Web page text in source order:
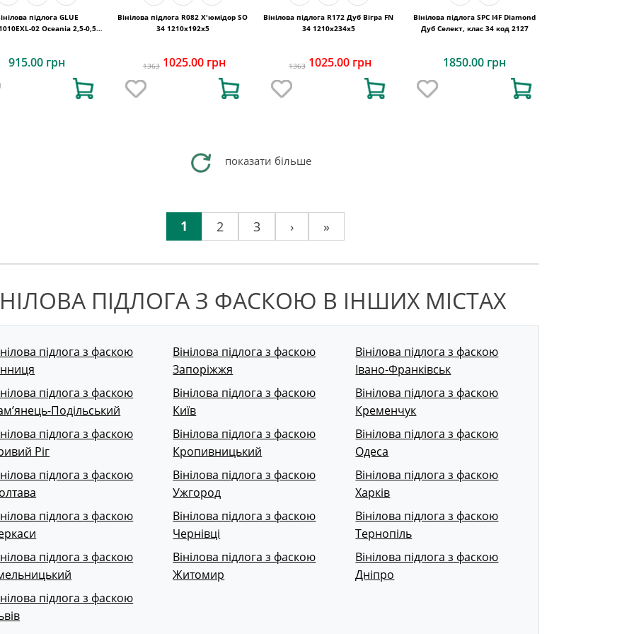
підлога GLUE
02 Oceania 2,5-0,55
915.00 грн
Вінілова підлога R082 Х'юмідор SO
34 1210x192x5
1363 1025.00 грн
Вінілова підлога R172 Дуб Вігра FN
34 1210x234x5
1363 1025.00 грн
Вінілова підлога SPC I4F Diamond
Дуб Cелект, клас 34 код 2127
1850.00 грн
показати більше
1 2 3 › »
ПІДЛОГА З ФАСКОЮ В ІНШИХ МІСТАХ
підлога з фаскою
Вінілова підлога з фаскою
Запоріжжя
Вінілова підлога з фаскою
Івано-Франківськ
підлога з фаскою
Подільський
Вінілова підлога з фаскою
Київ
Вінілова підлога з фаскою
Кременчук
підлога з фаскою
Ріг
Вінілова підлога з фаскою
Кропивницький
Вінілова підлога з фаскою
Одеса
підлога з фаскою
Вінілова підлога з фаскою
Ужгород
Вінілова підлога з фаскою
Харків
підлога з фаскою
Вінілова підлога з фаскою
Чернівці
Вінілова підлога з фаскою
Тернопіль
підлога з фаскою
Вінілова підлога з фаскою
Житомир
Вінілова підлога з фаскою
Дніпро
підлога з фаскою